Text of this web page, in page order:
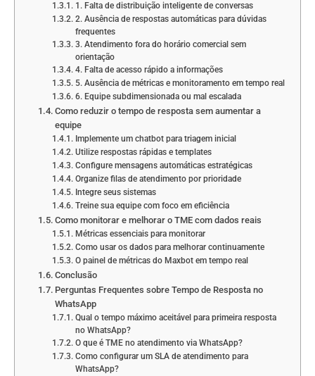
1. Falta de distribuição inteligente de conversas
2. Ausência de respostas automáticas para dúvidas
frequentes
3. Atendimento fora do horário comercial sem
orientação
4. Falta de acesso rápido a informações
5. Ausência de métricas e monitoramento em tempo real
6. Equipe subdimensionada ou mal escalada
Como reduzir o tempo de resposta sem aumentar a
equipe
Implemente um chatbot para triagem inicial
Utilize respostas rápidas e templates
Configure mensagens automáticas estratégicas
Organize filas de atendimento por prioridade
Integre seus sistemas
Treine sua equipe com foco em eficiência
Como monitorar e melhorar o TME com dados reais
Métricas essenciais para monitorar
Como usar os dados para melhorar continuamente
O painel de métricas do Maxbot em tempo real
Conclusão
Perguntas Frequentes sobre Tempo de Resposta no
WhatsApp
Qual o tempo máximo aceitável para primeira resposta
no WhatsApp?
O que é TME no atendimento via WhatsApp?
Como configurar um SLA de atendimento para
WhatsApp?